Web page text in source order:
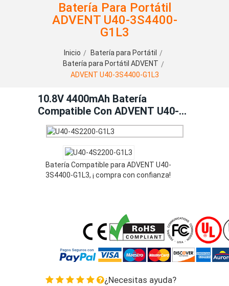
Batería Para Portátil
ADVENT U40-3S4400-
G1L3
Inicio
Batería para Portátil
Batería para Portátil ADVENT
ADVENT U40-3S4400-G1L3
10.8V 4400mAh Batería
Compatible Con ADVENT U40-
3S4400-G1L3
Batería Compatible para ADVENT U40-
3S4400-G1L3, ¡ compra con confianza!
¿Necesitas ayuda?